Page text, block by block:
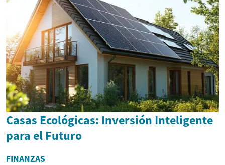
Casas Ecológicas: Inversión Inteligente
para el Futuro
FINANZAS